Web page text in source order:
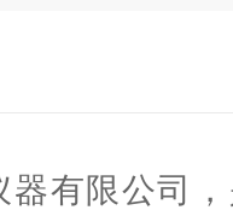
有限公司